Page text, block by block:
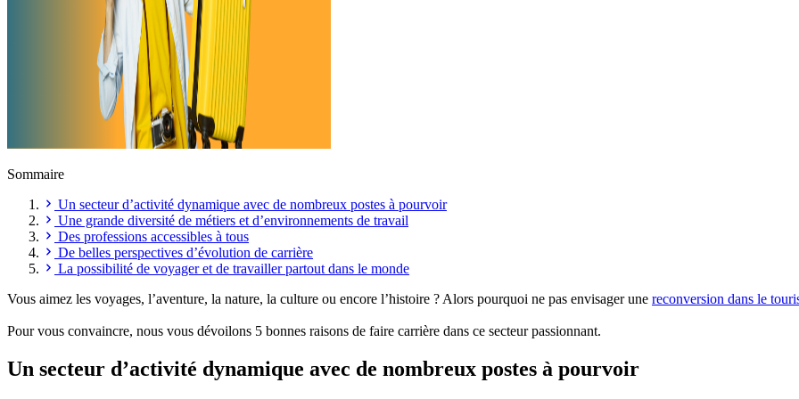
Sommaire
Un secteur d’activité dynamique avec de nombreux postes à pourvoir
Une grande diversité de métiers et d’environnements de travail
Des professions accessibles à tous
De belles perspectives d’évolution de carrière
La possibilité de voyager et de travailler partout dans le monde
Vous aimez les voyages, l’aventure, la nature, la culture ou encore l’histoire ? Alors pourquoi ne pas envisager une reconversion dans le
Pour vous convaincre, nous vous dévoilons 5 bonnes raisons de faire carrière dans ce secteur passionnant.
Un secteur d’activité dynamique avec de nombreux postes à pourvoir